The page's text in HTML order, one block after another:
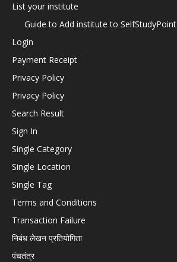
List your institute
Guide to Add institute to SelfStudyPoint
Login
Payment Receipt
Privacy Policy
Privacy Policy
Search Result
Sign In
Single Category
Single Location
Single Tag
Terms and Conditions
Transaction Failure
निबंध लेखन प्रतियोगिता
पंचतंत्र